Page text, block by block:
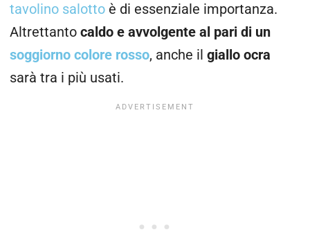
tavolino salotto è di essenziale importanza.
Altrettanto caldo e avvolgente al pari di un
soggiorno colore rosso, anche il giallo ocra
sarà tra i più usati.